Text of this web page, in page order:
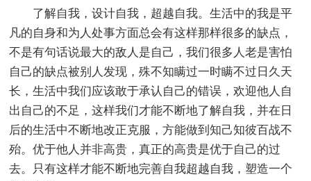
了解自我，设计自我，超越自我。生活中的我是平
凡的自身和为人处事方面总会有这样那样很多的缺点，
不是有句话说最大的敌人是自己，我们很多人老是害怕
自己的缺点被别人发现，殊不知瞒过一时瞒不过日久天
长，生活中我们应该敢于承认自己的错误，欢迎他人自
出自己的不足，这样我们才能不断地了解自我，并在日
后的生活中不断地改正克服，方能做到知己知彼百战不
殆。优于他人并非高贵，真正的高贵是优于自己的过
去。只有这样才能不断地完善自我超越自我，塑造一个